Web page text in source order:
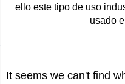
ello este tipo de uso
usado
It seems we can't find